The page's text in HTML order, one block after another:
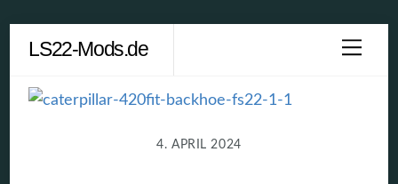
content
LS22-Mods.de
4. APRIL 2024